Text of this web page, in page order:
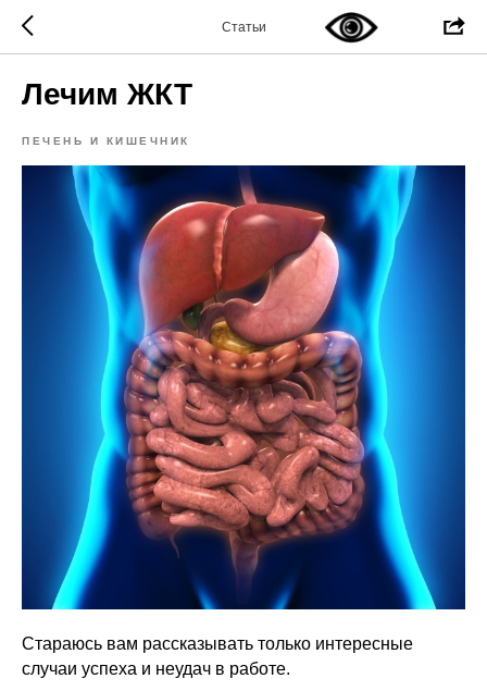
Статьи
Лечим ЖКТ
ПЕЧЕНЬ И КИШЕЧНИК
Стараюсь вам рассказывать только интересные
случаи успеха и неудач в работе.